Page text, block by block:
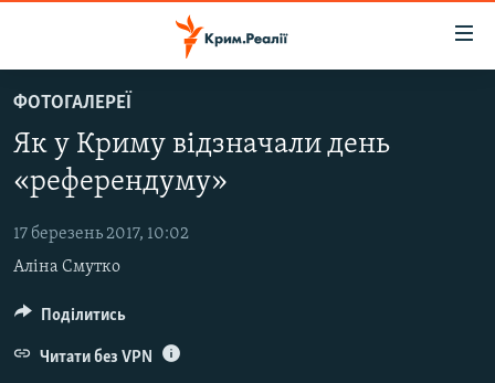
до
основного
матеріалу
Перейти
до
Перейти
пошуку
ВОДА.КРИМ
ВІДЕО ТА ФОТО
ПОЛІТИКА
БЛОГИ
ПОГЛЯД
ІНТЕРВ'Ю
ФОТОГАЛЕРЕЇ
Як у Криму відзначали день
«референдуму»
17 березень 2017, 10:02
Аліна Смутко
Поділитись
Читати без VPN